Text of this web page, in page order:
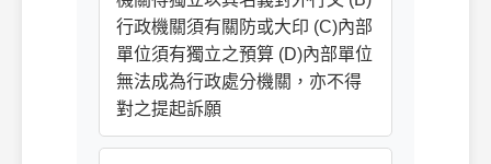
行政機關須有關防或大印 (C)內部
單位須有獨立之預算 (D)內部單位
無法成為行政處分機關，亦不得
對之提起訴願